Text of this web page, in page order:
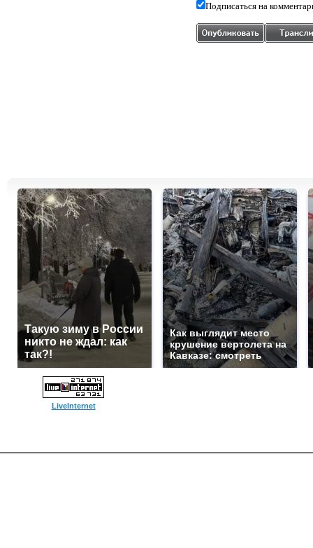
Подписаться на
Такую зиму в России
никто не ждал: как
так?!
Как выглядит место
крушение вертолета на
Кавказе: смотреть
LiveInternet